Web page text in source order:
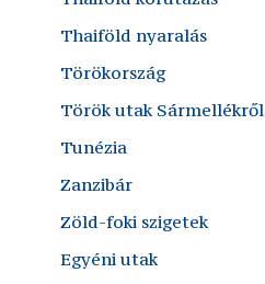
Thaiföld nyaralás
Törökország
Török utak Sármellékről
Tunézia
Zanzibár
Zöld-foki szigetek
Egyéni utak